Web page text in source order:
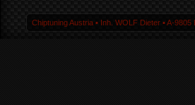
Chiptuning Austria ▪ Inh. WOLF Dieter ▪ A-